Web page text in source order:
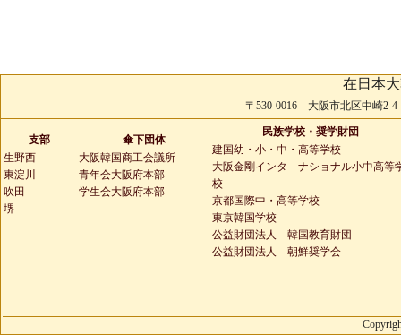
在日本
〒530-0016 大阪市北区中崎2-
支部
生野西
東淀川
吹田
堺
傘下団体
大阪韓国商工会議所
青年会大阪府本部
学生会大阪府本部
民族学校・奨学財団
建国幼・小・中・高等学校
大阪金剛インタ－ナショナル小中高等
校
京都国際中・高等学校
東京韓国学校
公益財団法人 韓国教育財団
公益財団法人 朝鮮奨学会